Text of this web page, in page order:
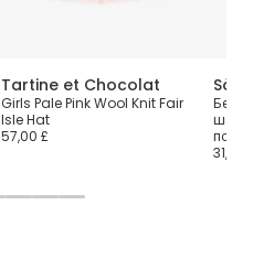
Tartine et Chocolat
Girls Pale Pink Wool Knit Fair
Isle Hat
57,00 £
31,00